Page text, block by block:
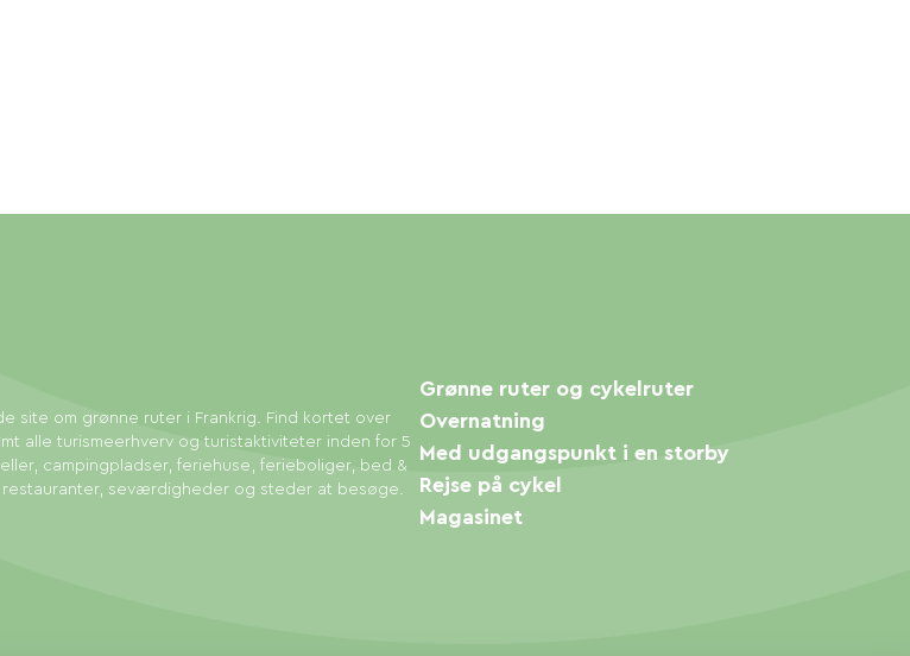
site om grønne ruter i Frankrig. Find kortet over
alle turismeerhverv og turistaktiviteter inden for 5
campingpladser, feriehuse, ferieboliger, bed &
seværdigheder og steder at besøge.
Grønne ruter og cykelruter
Overnatning
Med udgangspunkt i en storby
Rejse på cykel
Magasinet